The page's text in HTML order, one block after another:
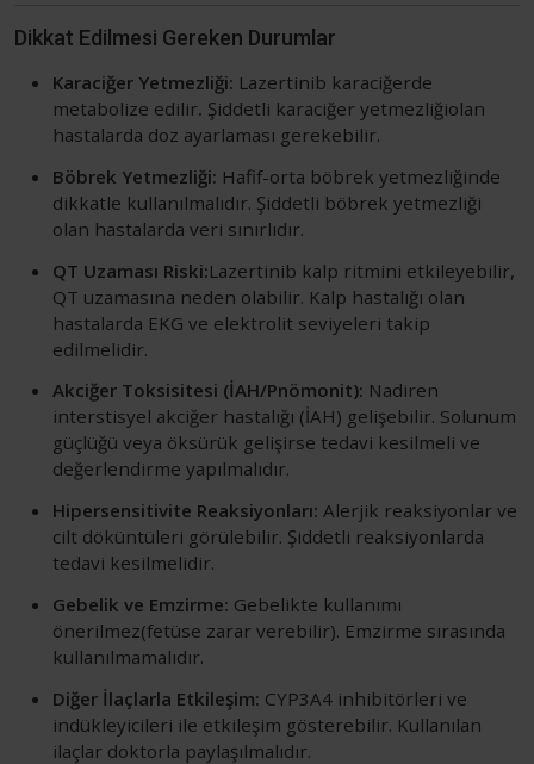
Dikkat Edilmesi Gereken Durumlar
Karaciğer Yetmezliği: Lazertinib karaciğerde
metabolize edilir. Şiddetli karaciğer yetmezliğiolan
hastalarda doz ayarlaması gerekebilir.
Böbrek Yetmezliği: Hafif-orta böbrek yetmezliğinde
dikkatle kullanılmalıdır. Şiddetli böbrek yetmezliği
olan hastalarda veri sınırlıdır.
QT Uzaması Riski:Lazertinib kalp ritmini etkileyebilir,
QT uzamasına neden olabilir. Kalp hastalığı olan
hastalarda EKG ve elektrolit seviyeleri takip
edilmelidir.
Akciğer Toksisitesi (İAH/Pnömonit): Nadiren
interstisyel akciğer hastalığı (İAH) gelişebilir. Solunum
güçlüğü veya öksürük gelişirse tedavi kesilmeli ve
değerlendirme yapılmalıdır.
Hipersensitivite Reaksiyonları: Alerjik reaksiyonlar ve
cilt döküntüleri görülebilir. Şiddetli reaksiyonlarda
tedavi kesilmelidir.
Gebelik ve Emzirme: Gebelikte kullanımı
önerilmez(fetüse zarar verebilir). Emzirme sırasında
kullanılmamalıdır.
Diğer İlaçlarla Etkileşim: CYP3A4 inhibitörleri ve
indükleyicileri ile etkileşim gösterebilir. Kullanılan
ilaçlar doktorla paylaşılmalıdır.